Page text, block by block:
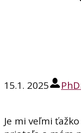
15.1. 2025
Je mi veľmi